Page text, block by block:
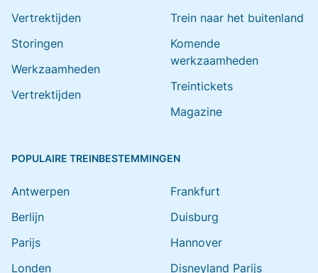
Vertrektijden
Storingen
Werkzaamheden
Vertrektijden
Trein naar het buitenland
Komende
werkzaamheden
Treintickets
Magazine
POPULAIRE TREINBESTEMMINGEN
Antwerpen
Berlijn
Parijs
Londen
Frankfurt
Duisburg
Hannover
Disneyland Parijs